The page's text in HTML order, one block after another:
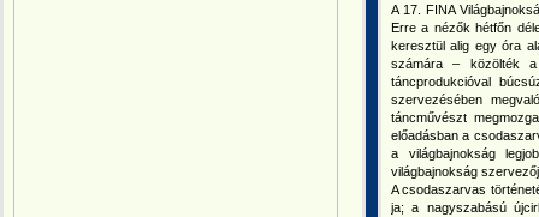
A 17. FINA
Erre a nézők hétfőn
keresztül alig egy óra
számára – közölték
táncprodukcióval
szervezésében
táncművészt
előadásban a
a világbajnokság
világbajnokság
A csodaszarvas
ja; a nagyszabású